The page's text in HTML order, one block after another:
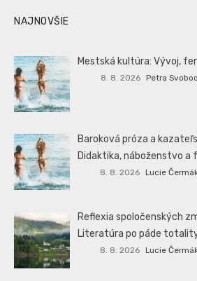
NAJNOVŠIE
Mestská kultúra: Vývoj,
8. 8. 2026 Petra
Baroková próza a
Didaktika, náboženstvo a
8. 8. 2026 Lucie
Reflexia spoločenských
Literatúra po páde
8. 8. 2026 Lucie